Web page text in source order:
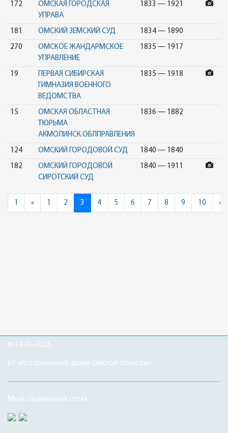
172
ОМСКАЯ ГОРОДСКАЯ
УПРАВА
1833 — 1921
181 ОМСКИЙ ЗЕМСКИЙ СУД 1834 — 1890
270
ОМСКОЕ ЖАНДАРМСКОЕ
УПРАВЛЕНИЕ
1835 — 1917
19
ПЕРВАЯ СИБИРСКАЯ
ГИМНАЗИЯ ВОЕННОГО
ВЕДОМСТВА
1835 — 1918
15
ОМСКАЯ ОБЛАСТНАЯ
ТЮРЬМА
АКМОЛИНСК.ОБЛПРАВЛЕНИЯ
1836 — 1882
124 ОМСКИЙ ГОРОДОВОЙ СУД 1840 — 1840
182
ОМСКИЙ ГОРОДОВОЙ
СИРОТСКИЙ СУД
1840 — 1911
1 «Previous
1 2 3 4 5 6 7 8 9 10 »
© 1920–2026
БУ «Исторический архив Омской области»
Мы в социальных сетях